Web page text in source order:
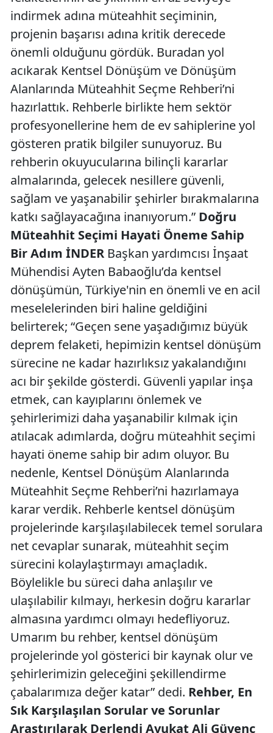
indirmek adına müteahhit seçiminin,
projenin başarısı adına kritik derecede
önemli olduğunu gördük. Buradan yol
acıkarak Kentsel Dönüşüm ve Dönüşüm
Alanlarında Müteahhit Seçme Rehberi’ni
hazırlattık. Rehberle birlikte hem sektör
profesyonellerine hem de ev sahiplerine yol
gösteren pratik bilgiler sunuyoruz. Bu
rehberin okuyucularına bilinçli kararlar
almalarında, gelecek nesillere güvenli,
sağlam ve yaşanabilir şehirler bırakmalarına
katkı sağlayacağına inanıyorum.” Doğru
Müteahhit Seçimi Hayati Öneme Sahip
Bir Adım İNDER Başkan yardımcısı İnşaat
Mühendisi Ayten Babaoğlu’da kentsel
dönüşümün, Türkiye'nin en önemli ve en acil
meselelerinden biri haline geldiğini
belirterek; “Geçen sene yaşadığımız büyük
deprem felaketi, hepimizin kentsel dönüşüm
sürecine ne kadar hazırlıksız yakalandığını
acı bir şekilde gösterdi. Güvenli yapılar inşa
etmek, can kayıplarını önlemek ve
şehirlerimizi daha yaşanabilir kılmak için
atılacak adımlarda, doğru müteahhit seçimi
hayati öneme sahip bir adım oluyor. Bu
nedenle, Kentsel Dönüşüm Alanlarında
Müteahhit Seçme Rehberi’ni hazırlamaya
karar verdik. Rehberle kentsel dönüşüm
projelerinde karşılaşılabilecek temel sorulara
net cevaplar sunarak, müteahhit seçim
sürecini kolaylaştırmayı amaçladık.
Böylelikle bu süreci daha anlaşılır ve
ulaşılabilir kılmayı, herkesin doğru kararlar
almasına yardımcı olmayı hedefliyoruz.
Umarım bu rehber, kentsel dönüşüm
projelerinde yol gösterici bir kaynak olur ve
şehirlerimizin geleceğini şekillendirme
çabalarımıza değer katar” dedi. Rehber, En
Sık Karşılaşılan Sorular ve Sorunlar
Araştırılarak Derlendi Avukat Ali Güvenç